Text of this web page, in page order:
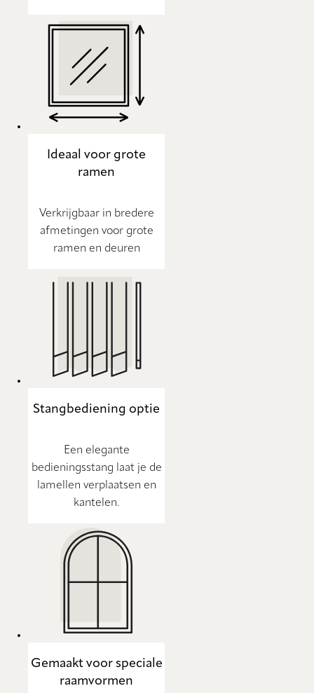
Ideaal voor grote
ramen
Verkrijgbaar in bredere
afmetingen voor grote
ramen en deuren
Stangbediening optie
Een elegante
bedieningsstang laat je de
lamellen verplaatsen en
kantelen.
Gemaakt voor speciale
raamvormen